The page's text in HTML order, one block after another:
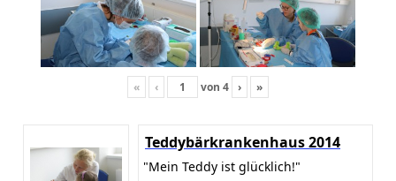
« ‹ von 4 › »
Teddybärkrankenhaus 2014
"Mein Teddy ist glücklich!"